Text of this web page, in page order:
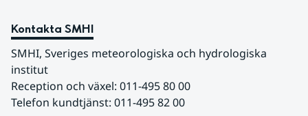
Kontakta SMHI
SMHI, Sveriges meteorologiska och hydrologiska
institut
Reception och växel: 011-495 80 00
Telefon kundtjänst: 011-495 82 00